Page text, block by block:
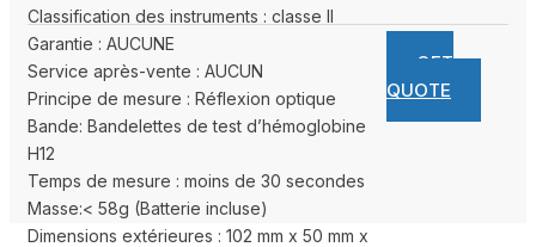
Classification des instruments : classe II
Garantie : AUCUNE
Service après-vente : AUCUN
Principe de mesure : Réflexion optique
Bande: Bandelettes de test d’hémoglobine
H12
Temps de mesure : moins de 30 secondes
Masse:< 58g (Batterie incluse)
Dimensions extérieures : 102 mm x 50 mm x
GET
QUOTE